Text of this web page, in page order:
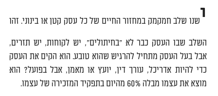
ישנו שלב חמקמק במחזור החיים של כל עסק קטן או בינוני. זהו
השלב שבו העסק כבר לא "בחיתולים", יש לקוחות, יש תזרים,
אבל בעל העסק מתחיל להרגיש שהוא טובע. הוא הקים את העסק
כדי להיות אדריכל, עורך דין, יועץ או מאמן, אבל בפועל? הוא
מוצא את עצמו מבלה 60% מהיום בתפקיד המזכירה של עצמו.